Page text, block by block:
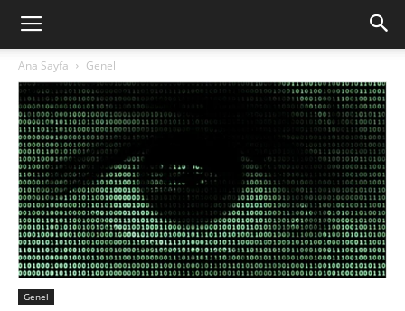
Ana Sayfa Genel
Genel